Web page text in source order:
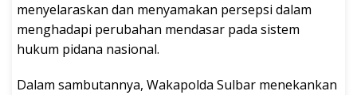
menyelaraskan dan menyamakan persepsi dalam
menghadapi perubahan mendasar pada sistem
hukum pidana nasional.
Dalam sambutannya, Wakapolda Sulbar menekankan